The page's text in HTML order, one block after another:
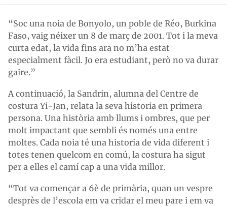
“Soc una noia de Bonyolo, un poble de Réo, Burkina
Faso, vaig néixer un 8 de març de 2001. Tot i la meva
curta edat, la vida fins ara no m’ha estat
especialment fàcil. Jo era estudiant, però no va durar
gaire.”
A continuació, la Sandrin, alumna del Centre de
costura Yi-Jan, relata la seva historia en primera
persona. Una història amb llums i ombres, que per
molt impactant que sembli és només una entre
moltes. Cada noia té una historia de vida diferent i
totes tenen quelcom en comú, la costura ha sigut
per a elles el camí cap a una vida millor.
“Tot va començar a 6è de primària, quan un vespre
desprès de l’escola em va cridar el meu pare i em va